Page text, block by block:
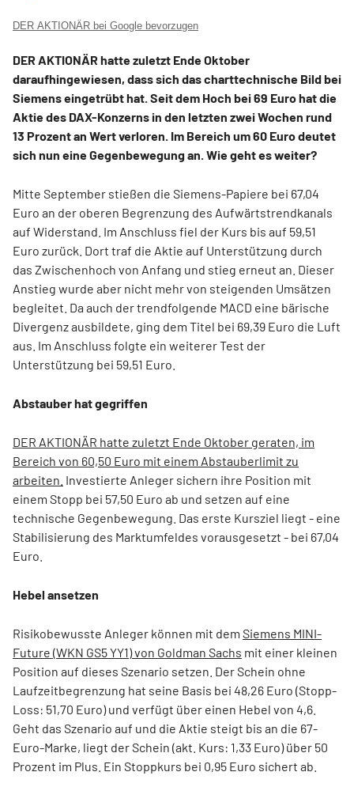
DER AKTIONÄR bei Google bevorzugen
DER AKTIONÄR hatte zuletzt Ende Oktober
daraufhingewiesen, dass sich das charttechnische Bild bei
Siemens eingetrübt hat. Seit dem Hoch bei 69 Euro hat die
Aktie des DAX-Konzerns in den letzten zwei Wochen rund
13 Prozent an Wert verloren. Im Bereich um 60 Euro deutet
sich nun eine Gegenbewegung an. Wie geht es weiter?
Mitte September stießen die Siemens-Papiere bei 67,04
Euro an der oberen Begrenzung des Aufwärtstrendkanals
auf Widerstand. Im Anschluss fiel der Kurs bis auf 59,51
Euro zurück. Dort traf die Aktie auf Unterstützung durch
das Zwischenhoch von Anfang und stieg erneut an. Dieser
Anstieg wurde aber nicht mehr von steigenden Umsätzen
begleitet. Da auch der trendfolgende MACD eine bärische
Divergenz ausbildete, ging dem Titel bei 69,39 Euro die Luft
aus. Im Anschluss folgte ein weiterer Test der
Unterstützung bei 59,51 Euro.
Abstauber hat gegriffen
DER AKTIONÄR hatte zuletzt Ende Oktober geraten, im
Bereich von 60,50 Euro mit einem Abstauberlimit zu
arbeiten. Investierte Anleger sichern ihre Position mit
einem Stopp bei 57,50 Euro ab und setzen auf eine
technische Gegenbewegung. Das erste Kursziel liegt - eine
Stabilisierung des Marktumfeldes vorausgesetzt - bei 67,04
Euro.
Hebel ansetzen
Risikobewusste Anleger können mit dem Siemens MINI-
Future (WKN GS5 YY1) von Goldman Sachs mit einer kleinen
Position auf dieses Szenario setzen. Der Schein ohne
Laufzeitbegrenzung hat seine Basis bei 48,26 Euro (Stopp-
Loss: 51,70 Euro) und verfügt über einen Hebel von 4,6.
Geht das Szenario auf und die Aktie steigt bis an die 67-
Euro-Marke, liegt der Schein (akt. Kurs: 1,33 Euro) über 50
Prozent im Plus. Ein Stoppkurs bei 0,95 Euro sichert ab.